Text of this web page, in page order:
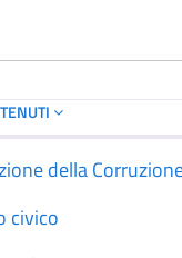
della
civico